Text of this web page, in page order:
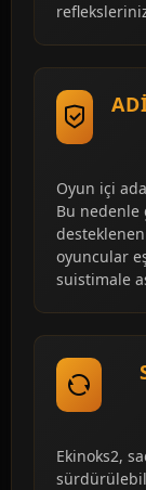
Oyun içi
Bu
oyuncular
suistimale
Ekinoks2,